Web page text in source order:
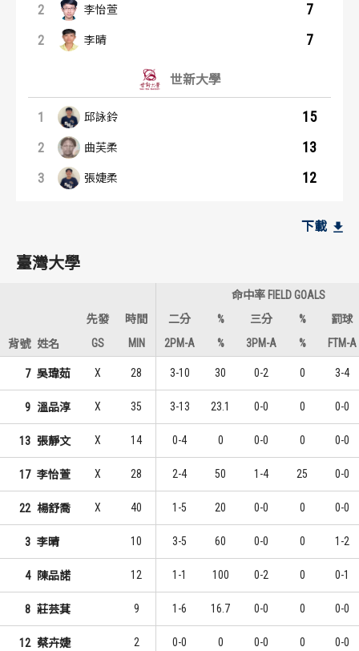
2 李怡萱 7
2 李晴 7
世新大學
1 邱詠鈴 15
2 曲芙柔 13
3 張婕柔 12
1
楊舒喬 7
世新大學
1 伊思尤瑪 12
1 曲芙柔 12
3 8
1
楊舒喬 3
世新大學
1 邱詠鈴 7
2 林紫彤 4
3 3
下載
臺灣大學
命中率 FIELD GOALS
先發
時間 二分 % 三分 %
罰球
背號 姓名 GS MIN 2PM-A % 3PM-A % FTM-A
7 吳瑋茹 X 28 3-10 30 0-2 0 3-4
9 溫品淳 X 35 3-13 23.1 0-0 0 0-0
13 張靜文 X 14 0-4 0 0-0 0 0-0
17 李怡萱 X 28 2-4 50 1-4 25 0-0
22 楊舒喬 X 40 1-5 20 0-0 0 0-0
3 李晴 10 3-5 60 0-0 0 1-2
4 陳品諾 12 1-1 100 0-2 0 0-1
8 莊芸萁 9 1-6 16.7 0-0 0 0-0
12 蔡卉婕 2 0-0 0 0-0 0 0-0